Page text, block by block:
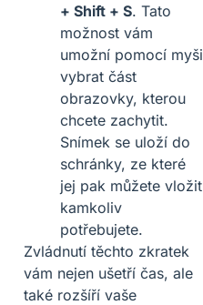
+ Shift + S. Tato
možnost vám
umožní pomocí myši
vybrat část
obrazovky, kterou
chcete zachytit.
Snímek se uloží do
schránky, ze které
jej pak můžete vložit
kamkoliv
potřebujete.
Zvládnutí těchto zkratek
vám nejen ušetří čas, ale
také rozšíří vaše